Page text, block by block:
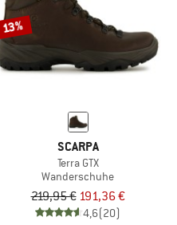
13%
SCARPA
Terra GTX
Wanderschuhe
219,95 € 191,36 €
4,6(20)